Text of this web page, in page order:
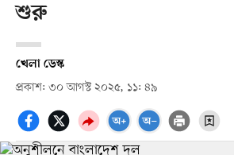
শুরু
খেলা ডেস্ক
প্রকাশ: ৩০ আগস্ট ২০২৫, ১১: ৪৯